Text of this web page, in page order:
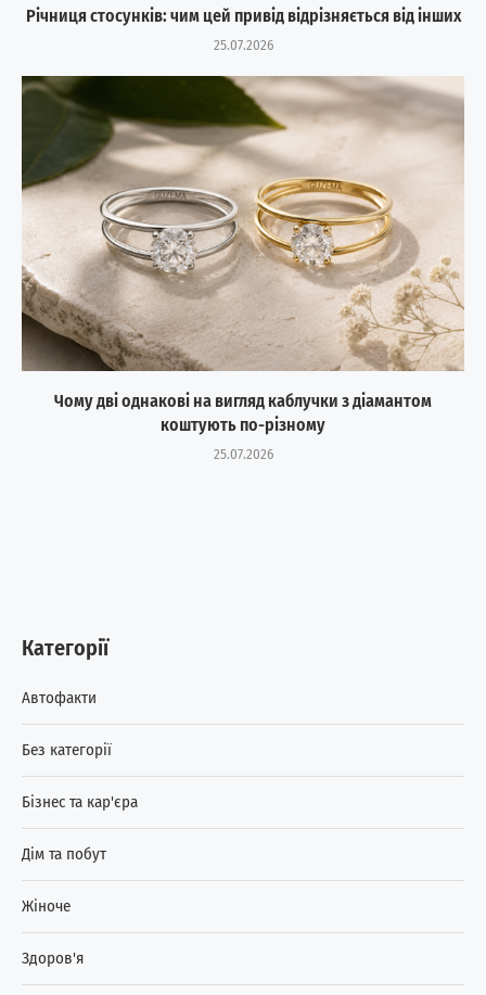
Річниця стосунків: чим цей привід відрізняється від інших
25.07.2026
Чому дві однакові на вигляд каблучки з діамантом
коштують по-різному
25.07.2026
Категорії
Автофакти
Без категорії
Бізнес та кар'єра
Дім та побут
Жіноче
Здоров'я